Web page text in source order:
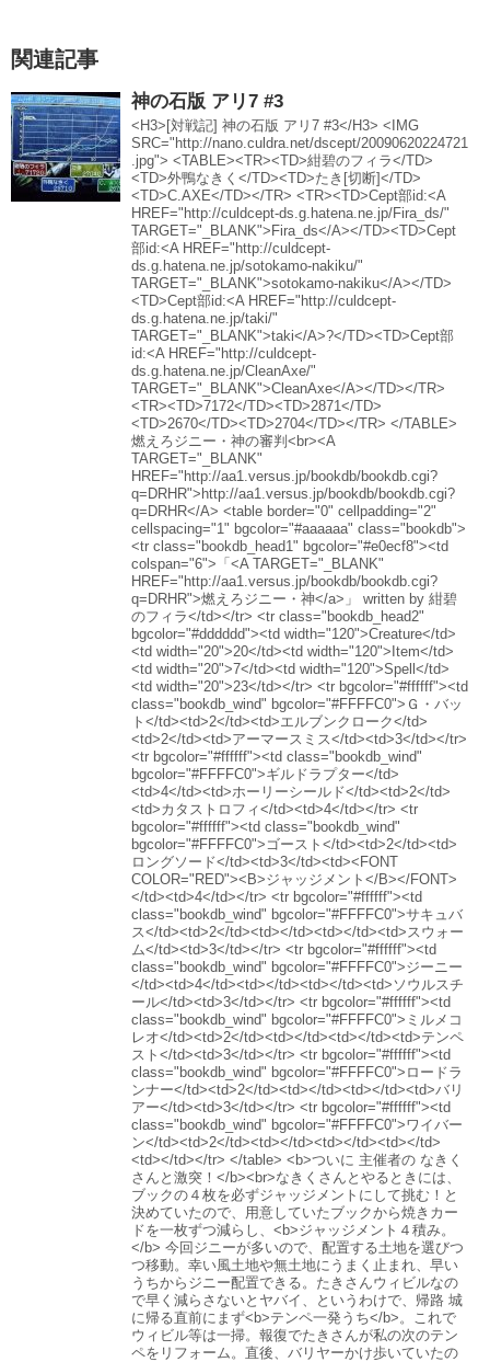
関連記事
神の石版 アリ7 #3
<H3>[対戦記] 神の石版 アリ7 #3</H3> <IMG
SRC="http://nano.culdra.net/dscept/20090620224721
.jpg"> <TABLE><TR><TD>紺碧のフィラ</TD>
<TD>外鴨なきく</TD><TD>たき[切断]</TD>
<TD>C.AXE</TD></TR> <TR><TD>Cept部id:<A
HREF="http://culdcept-ds.g.hatena.ne.jp/Fira_ds/"
TARGET="_BLANK">Fira_ds</A></TD><TD>Cept
部id:<A HREF="http://culdcept-
ds.g.hatena.ne.jp/sotokamo-nakiku/"
TARGET="_BLANK">sotokamo-nakiku</A></TD>
<TD>Cept部id:<A HREF="http://culdcept-
ds.g.hatena.ne.jp/taki/"
TARGET="_BLANK">taki</A>?</TD><TD>Cept部
id:<A HREF="http://culdcept-
ds.g.hatena.ne.jp/CleanAxe/"
TARGET="_BLANK">CleanAxe</A></TD></TR>
<TR><TD>7172</TD><TD>2871</TD>
<TD>2670</TD><TD>2704</TD></TR> </TABLE>
燃えろジニー・神の審判<br><A
TARGET="_BLANK"
HREF="http://aa1.versus.jp/bookdb/bookdb.cgi?
q=DRHR">http://aa1.versus.jp/bookdb/bookdb.cgi?
q=DRHR</A> <table border="0" cellpadding="2"
cellspacing="1" bgcolor="#aaaaaa" class="bookdb">
<tr class="bookdb_head1" bgcolor="#e0ecf8"><td
colspan="6">「<A TARGET="_BLANK"
HREF="http://aa1.versus.jp/bookdb/bookdb.cgi?
q=DRHR">燃えろジニー・神</a>」 written by 紺碧
のフィラ</td></tr> <tr class="bookdb_head2"
bgcolor="#dddddd"><td width="120">Creature</td>
<td width="20">20</td><td width="120">Item</td>
<td width="20">7</td><td width="120">Spell</td>
<td width="20">23</td></tr> <tr bgcolor="#ffffff"><td
class="bookdb_wind" bgcolor="#FFFFC0">Ｇ・バッ
ト</td><td>2</td><td>エルブンクローク</td>
<td>2</td><td>アーマースミス</td><td>3</td></tr>
<tr bgcolor="#ffffff"><td class="bookdb_wind"
bgcolor="#FFFFC0">ギルドラプター</td>
<td>4</td><td>ホーリーシールド</td><td>2</td>
<td>カタストロフィ</td><td>4</td></tr> <tr
bgcolor="#ffffff"><td class="bookdb_wind"
bgcolor="#FFFFC0">ゴースト</td><td>2</td><td>
ロングソード</td><td>3</td><td><FONT
COLOR="RED"><B>ジャッジメント</B></FONT>
</td><td>4</td></tr> <tr bgcolor="#ffffff"><td
class="bookdb_wind" bgcolor="#FFFFC0">サキュバ
ス</td><td>2</td><td></td><td></td><td>スウォー
ム</td><td>3</td></tr> <tr bgcolor="#ffffff"><td
class="bookdb_wind" bgcolor="#FFFFC0">ジーニー
</td><td>4</td><td></td><td></td><td>ソウルスチ
ール</td><td>3</td></tr> <tr bgcolor="#ffffff"><td
class="bookdb_wind" bgcolor="#FFFFC0">ミルメコ
レオ</td><td>2</td><td></td><td></td><td>テンペ
スト</td><td>3</td></tr> <tr bgcolor="#ffffff"><td
class="bookdb_wind" bgcolor="#FFFFC0">ロードラ
ンナー</td><td>2</td><td></td><td></td><td>バリ
アー</td><td>3</td></tr> <tr bgcolor="#ffffff"><td
class="bookdb_wind" bgcolor="#FFFFC0">ワイバー
ン</td><td>2</td><td></td><td></td><td></td>
<td></td></tr> </table> <b>ついに 主催者の なきく
さんと激突！</b><br>なきくさんとやるときには、
ブックの４枚を必ずジャッジメントにして挑む！と
決めていたので、用意していたブックから焼きカー
ドを一枚ずつ減らし、<b>ジャッジメント４積み。
</b> 今回ジニーが多いので、配置する土地を選びつ
つ移動。幸い風土地や無土地にうまく止まれ、早い
うちからジニー配置できる。たきさんウィビルなの
で早く減らさないとヤバイ、というわけで、帰路 城
に帰る直前にまず<b>テンペ一発うち</b>。これで
ウィビル等は一掃。報復でたきさんが私の次のテン
ペをリフォーム。直後、バリヤーかけ歩いていたの